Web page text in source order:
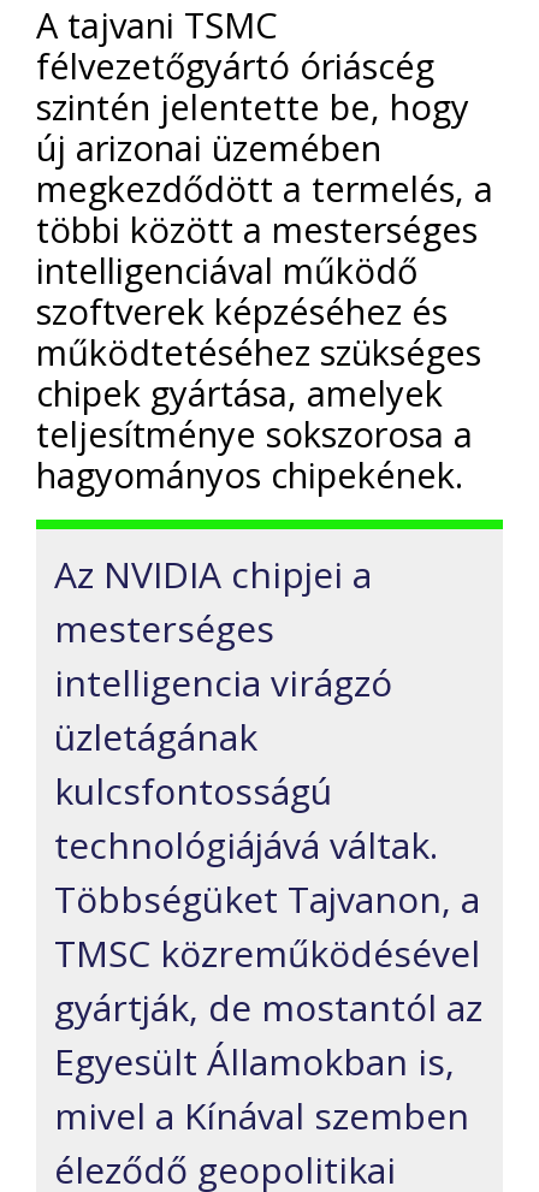
A tajvani TSMC
félvezetőgyártó óriáscég
szintén jelentette be, hogy
új arizonai üzemében
megkezdődött a termelés, a
többi között a mesterséges
intelligenciával működő
szoftverek képzéséhez és
működtetéséhez szükséges
chipek gyártása, amelyek
teljesítménye sokszorosa a
hagyományos chipekének.
Az NVIDIA chipjei a
mesterséges
intelligencia virágzó
üzletágának
kulcsfontosságú
technológiájává váltak.
Többségüket Tajvanon, a
TMSC közreműködésével
gyártják, de mostantól az
Egyesült Államokban is,
mivel a Kínával szemben
éleződő geopolitikai